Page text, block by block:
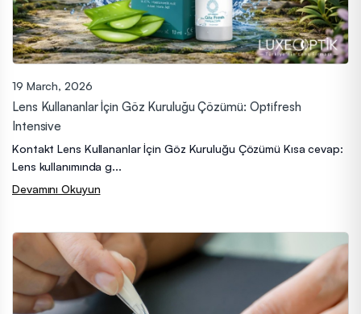
19 March, 2026
Lens Kullananlar İçin Göz Kuruluğu Çözümü: Optifresh
Intensive
Kontakt Lens Kullananlar İçin Göz Kuruluğu Çözümü Kısa cevap:
Lens kullanımında g...
Devamını Okuyun